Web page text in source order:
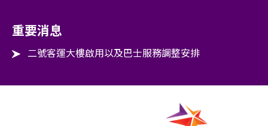
重要消息
二號客運大樓啟用以及巴士服務調整安排